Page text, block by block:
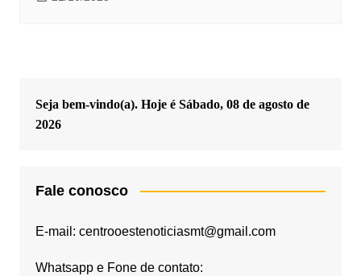
Seja bem-vindo(a). Hoje é Sábado, 08 de agosto de
2026
Fale conosco
E-mail: centrooestenoticiasmt@gmail.com
Whatsapp e Fone de contato: